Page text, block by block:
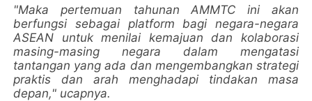
"Maka pertemuan tahunan AMMTC ini akan
berfungsi sebagai platform bagi negara-negara
ASEAN untuk menilai kemajuan dan kolaborasi
masing-masing negara dalam mengatasi
tantangan yang ada dan mengembangkan strategi
praktis dan arah menghadapi tindakan masa
depan," ucapnya.